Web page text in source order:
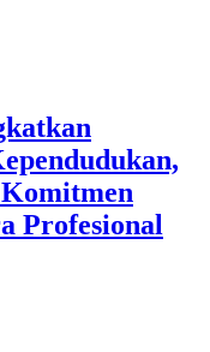
Profesional